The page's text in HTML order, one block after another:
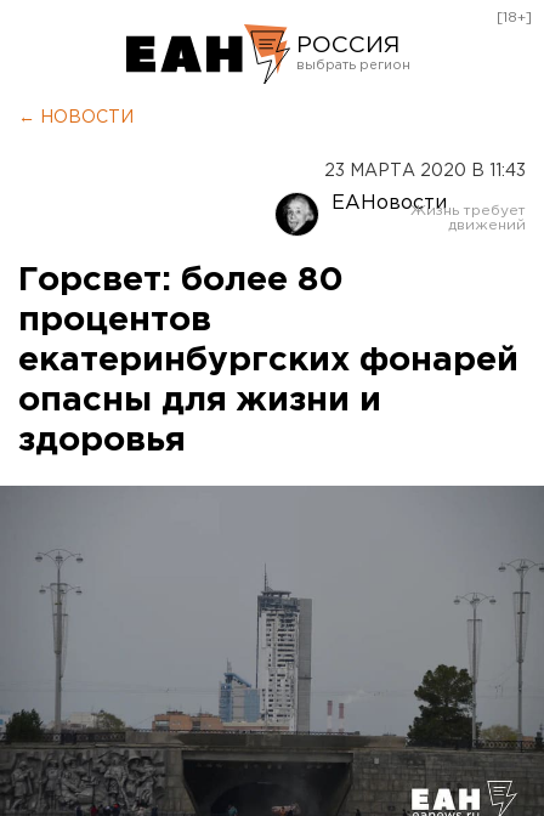
РОССИЯ
Оренбург
[18+]
← НОВОСТИ
23 МАРТА 2020 В 11:43
ЕАНовости
Горсвет: более 80
процентов
екатеринбургских фонарей
опасны для жизни и
здоровья